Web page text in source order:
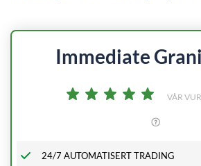
Immediate
VÅR
24/7 AUTOMATISERT TRADING